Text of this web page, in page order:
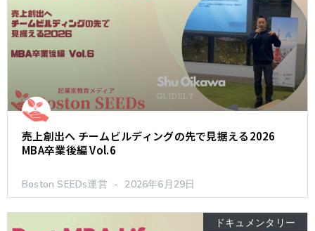
売上創出へ チームビルディングの先で見据える2026
MBA卒業後編 Vol.6
Boston SEEDs運営 2026年6月29日
ドキュメンタリー